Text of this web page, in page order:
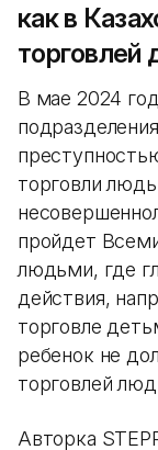
как в
торговлей
В мае 2024
торговли
пройдет
людьми, где
действия,
торговле
ребенок не
торговлей
Авторка